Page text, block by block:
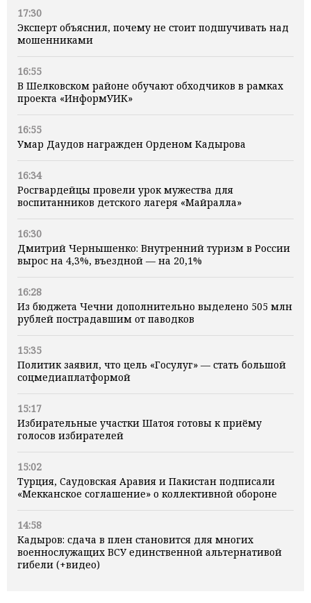
17:30
Эксперт объяснил, почему не стоит подшучивать над
мошенниками
16:55
В Шелковском районе обучают обходчиков в рамках
проекта «ИнформУИК»
16:55
Умар Даудов награжден Орденом Кадырова
16:34
Росгвардейцы провели урок мужества для
воспитанников детского лагеря «Майралла»
16:30
Дмитрий Чернышенко: Внутренний туризм в России
вырос на 4,3%, въездной — на 20,1%
16:28
Из бюджета Чечни дополнительно выделено 505 млн
рублей пострадавшим от паводков
15:35
Политик заявил, что цель «Госулуг» — стать большой
соцмедиаплатформой
15:17
Избирательные участки Шатоя готовы к приёму
голосов избирателей
15:02
Турция, Саудовская Аравия и Пакистан подписали
«Мекканское соглашение» о коллективной обороне
14:58
Кадыров: сдача в плен становится для многих
военнослужащих ВСУ единственной альтернативой
гибели (+видео)